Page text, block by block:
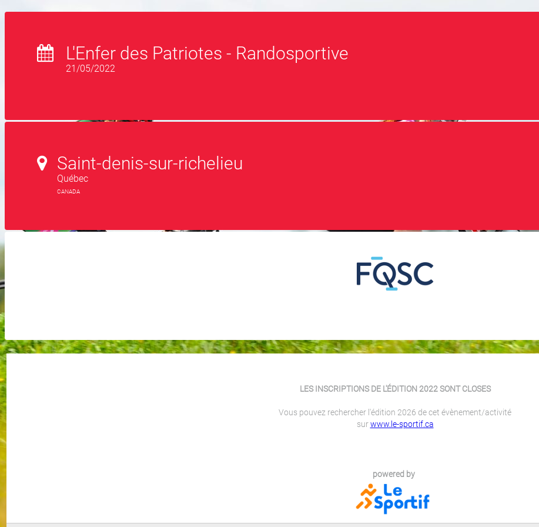
L'Enfer des Patriotes - Randosportive
21/05/2022
Saint-denis-sur-richelieu
Québec
CANADA
LES INSCRIPTIONS DE L'ÉDITION 2022 SONT CLOSES
Vous pouvez rechercher l'édition 2026 de cet évènement/activité
surwww.le-sportif.ca
powered by